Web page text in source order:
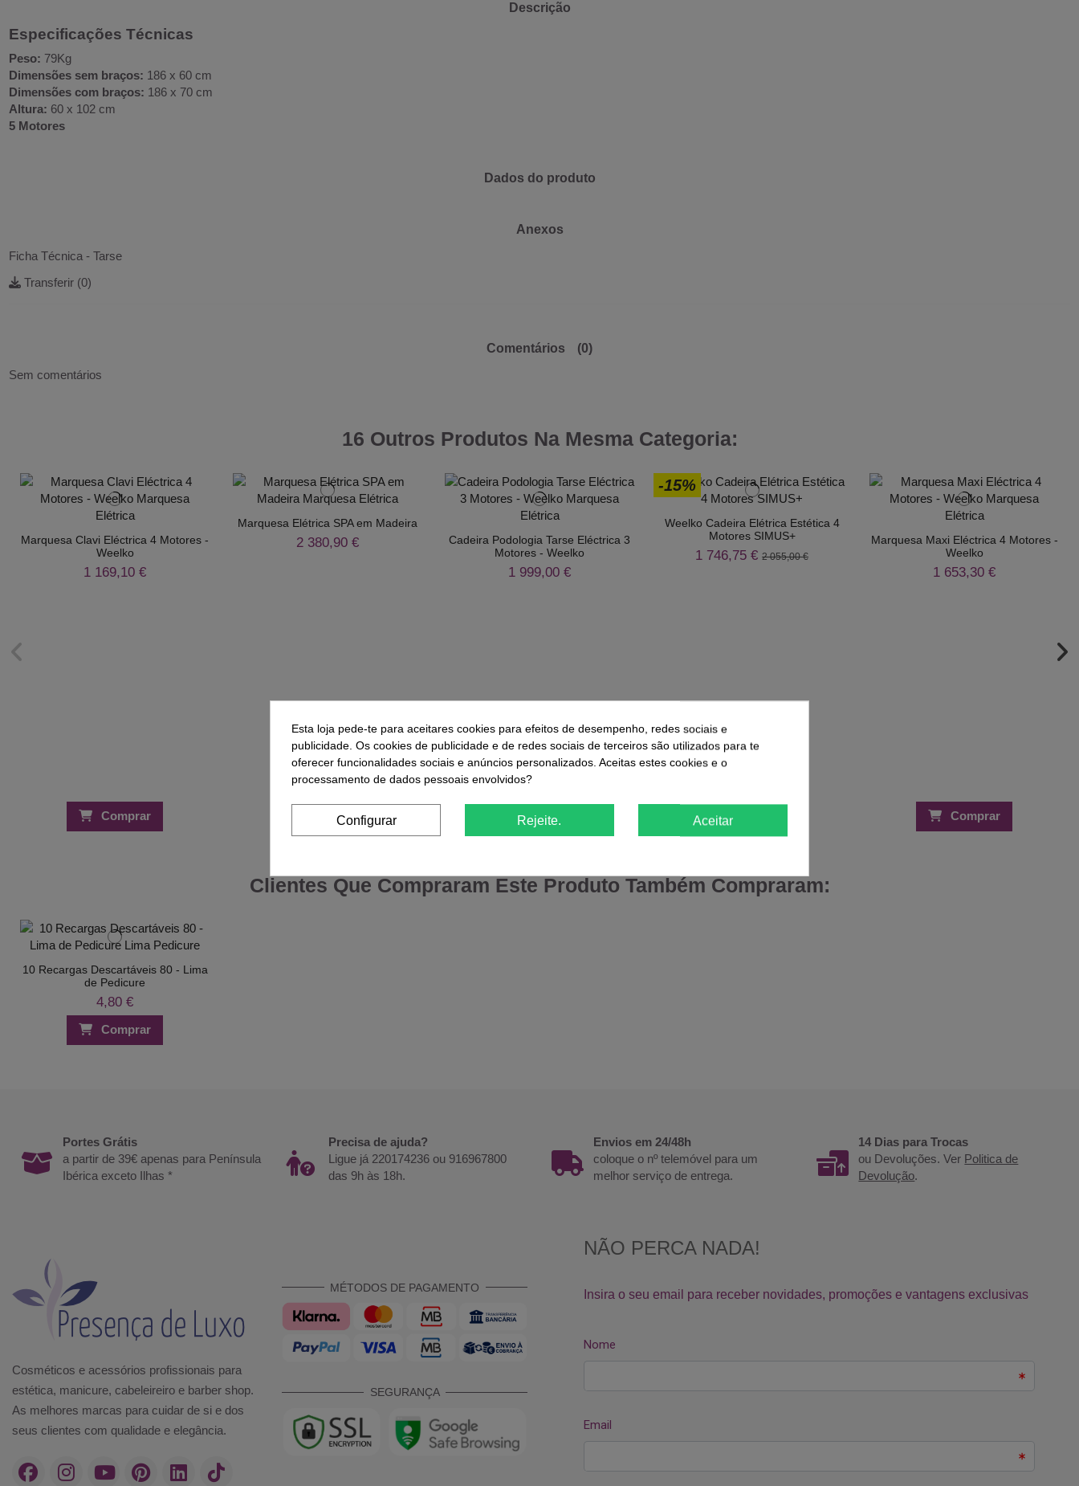
Descrição
Especificações Técnicas
Peso: 79Kg
Dimensões sem braços: 186 x 60 cm
Dimensões com braços: 186 x 70 cm
Altura: 60 x 102 cm
5 Motores
Dados do produto
Anexos
Ficha Técnica - Tarse
Transferir (0)
Comentários
(0)
Sem comentários
16 Outros Produtos Na Mesma Categoria:
Marquesa Clavi Eléctrica 4 Motores -
Weelko
1 169,10 €
Comprar
Marquesa Elétrica SPA em Madeira
2 380,90 €
Comprar
Cadeira Podologia Tarse Eléctrica 3
Motores - Weelko
1 999,00 €
Comprar
-15%
Weelko Cadeira Elétrica Estética 4
Motores SIMUS+
1 746,75 €2 055,00 €
Marquesa Maxi Eléctrica 4 Motores -
Weelko
1 653,30 €
Comprar
Clientes Que Compraram Este Produto Também Compraram:
10 Recargas Descartáveis 80 - Lima
de Pedicure
4,80 €
Comprar
Portes Grátis
a partir de 39€ apenas para Península
Ibérica exceto Ilhas *
Precisa de ajuda?
Ligue já 220174236 ou 916967800
das 9h às 18h.
Envios em 24/48h
coloque o nº telemóvel para um
melhor serviço de entrega.
14 Dias para Trocas
ou Devoluções. Ver Politica de
Devolução.
Cosméticos e acessórios profissionais para
estética, manicure, cabeleireiro e barber shop.
As melhores marcas para cuidar de si e dos
seus clientes com qualidade e elegância.
MÉTODOS DE PAGAMENTO
SEGURANÇA
Esta loja pede-te para aceitares cookies para efeitos de desempenho, redes sociais e
publicidade. Os cookies de publicidade e de redes sociais de terceiros são utilizados para te
oferecer funcionalidades sociais e anúncios personalizados. Aceitas estes cookies e o
processamento de dados pessoais envolvidos?
Configurar Rejeite. Aceitar